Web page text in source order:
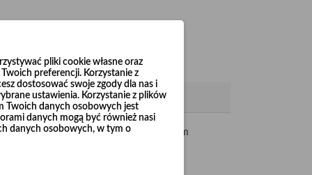
końcach wykonane są zgrzewy oraz 5 mm
pliki cookie własne oraz
preferencji. Korzystanie z
dostosować swoje zgody dla nas i
ustawienia. Korzystanie z plików
Twoich danych osobowych jest
danych mogą być również nasi
danych osobowych, w tym o